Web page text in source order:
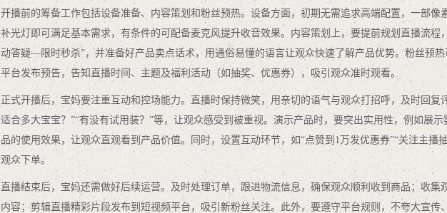
开播前的筹备工作包括设备准备、内容策划和粉丝预热。设备方面，初期无需追求高端配置，一部像
补光灯即可满足基本需求，有条件的可配备麦克风提升收音效果。内容策划上，要提前规划直播流
动答疑—限时秒杀”，并准备好产品卖点话术，用通俗易懂的语言让观众快速了解产品优势。粉丝预
平台发布预告，告知直播时间、主题及福利活动（如抽奖、优惠券），吸引观众准时观看。
正式开播后，宝妈要注重互动和控场能力。直播时保持微笑，用亲切的语气与观众打招呼，及时回复
适合多大宝宝？”“有没有试用装？”等，让观众感受到被重视。演示产品时，要突出实用性，例如展
品的使用效果，让观众直观看到产品价值。同时，设置互动环节，如“点赞到1万发优惠券”“关注主播
观众下单。
直播结束后，宝妈还需做好后续运营。及时处理订单，跟进物流信息，确保观众顺利收到商品；收集
内容；剪辑直播精彩片段发布到短视频平台，吸引新粉丝关注。此外，要遵守平台规则，不夸大宣传